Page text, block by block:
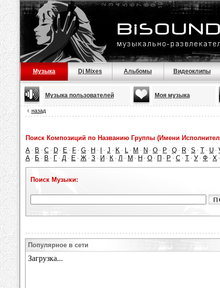
Музыка Dj Mixes Альбомы Видеоклипы
Музыка пользователей Моя музыка
назад
Поиск Композиций по Названию Группы (Имени
A · B · C · D · E · F · G · H · · J · K · L · M · N · O · P · Q · R · S · T · U ·
А · Б · В · Г · Д · Е · Ж · З · И · К · Л · М · Н · О · П · Р · С · Т · У · Ф · Х
Поиск Музыки:
Популярное в сети